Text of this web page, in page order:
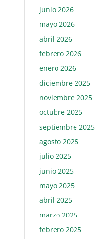
junio 2026
mayo 2026
abril 2026
febrero 2026
enero 2026
diciembre 2025
noviembre 2025
octubre 2025
septiembre 2025
agosto 2025
julio 2025
junio 2025
mayo 2025
abril 2025
marzo 2025
febrero 2025